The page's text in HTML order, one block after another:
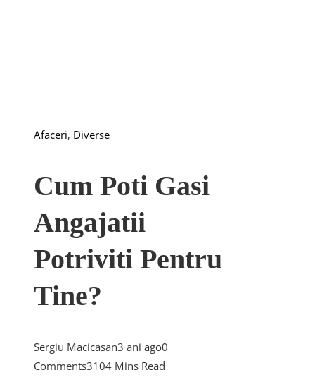
Afaceri, Diverse
Cum Poti Gasi
Angajatii
Potriviti Pentru
Tine?
Sergiu Macicasan3 ani ago0
Comments3104 Mins Read